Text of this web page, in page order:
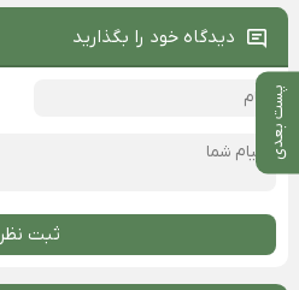
پست بعدی
دیدگاه خود را بگذارید
ثبت نظر